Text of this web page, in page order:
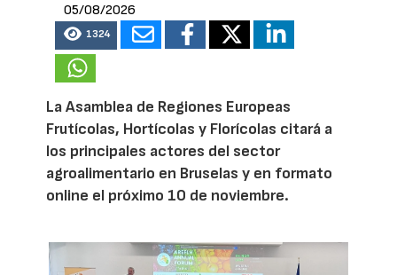
05/08/2026
1324
La Asamblea de Regiones Europeas
Frutícolas, Hortícolas y Florícolas citará a
los principales actores del sector
agroalimentario en Bruselas y en formato
online el próximo 10 de noviembre.